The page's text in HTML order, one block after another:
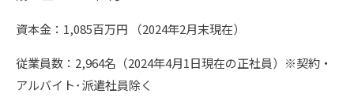
資本金：1,085百万円 （2024年2月末現在）
従業員数：2,964名（2024年4月1日現在の正社員）※契約・
アルバイト･派遣社員除く